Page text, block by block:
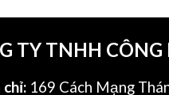
TY TNHH
169 Cách Mạng